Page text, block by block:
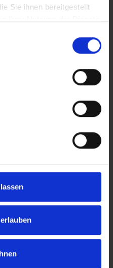
Sie ihnen bereitgestellt